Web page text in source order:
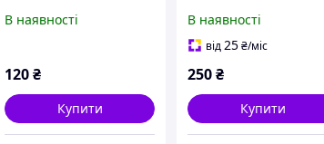
В наявності
120₴
Купити
В наявності
від25₴/міс
250₴
Купити